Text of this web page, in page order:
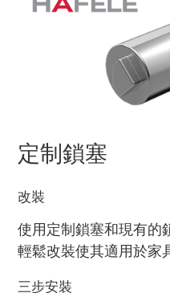
定制鎖塞
改裝
使用定制鎖塞和現有的
輕鬆改裝使其適用於家
三步安裝